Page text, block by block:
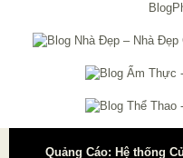
Quảng Cáo: Hệ thống